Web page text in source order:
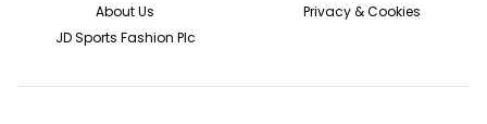
About Us
JD Sports Fashion Plc
Privacy & Cookies